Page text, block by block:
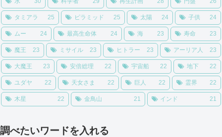
タミアラ 25 ピラミッド 25 太陽 24 子供 24
ムー 24 最高生命体 24 海 23 寿命 23
魔王 23 ミサイル 23 ヒトラー 23 アーリア人 23
大魔王 23 安倍総理 22 宇宙船 22 地下 22
ユダヤ 22 天女さま 22 巨人 22 霊界 22
木星 22 金鳥山 21 インド 21
調べたいワードを入れる